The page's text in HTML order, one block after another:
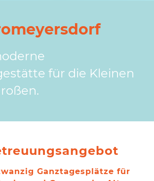
für die Kleinen
Ganztagesplätze für